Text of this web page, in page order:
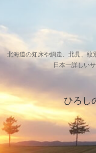
北海道の知床や網走、北見、紋
日本一詳しい
ひろし